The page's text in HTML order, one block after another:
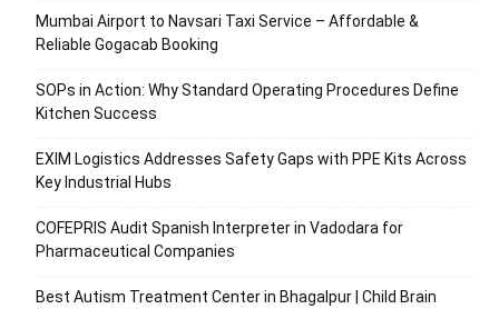
Mumbai Airport to Navsari Taxi Service – Affordable &
Reliable Gogacab Booking
SOPs in Action: Why Standard Operating Procedures Define
Kitchen Success
EXIM Logistics Addresses Safety Gaps with PPE Kits Across
Key Industrial Hubs
COFEPRIS Audit Spanish Interpreter in Vadodara for
Pharmaceutical Companies
Best Autism Treatment Center in Bhagalpur | Child Brain